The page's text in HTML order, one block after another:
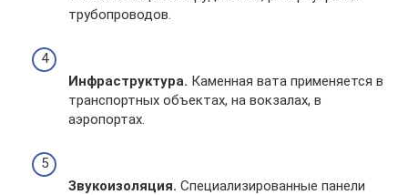
трубопроводов.
Инфраструктура. Каменная вата применяется в
транспортных объектах, на вокзалах, в
аэропортах.
Звукоизоляция. Специализированные панели